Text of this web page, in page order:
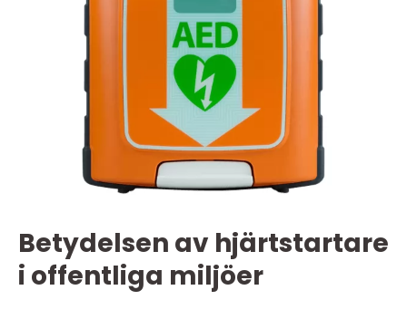
Betydelsen av hjärtstartare
i offentliga miljöer